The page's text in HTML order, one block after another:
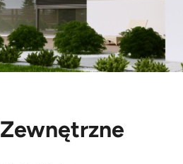
Zewnętrzne